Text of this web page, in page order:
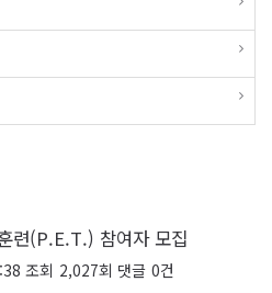
련(P.E.T.) 참여자 모집
조회 2,027회 댓글 0건